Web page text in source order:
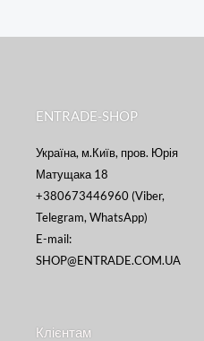
ENTRADE-SHOP
Україна, м.Київ, пров. Юрія
Матущака 18
+380673446960 (Viber,
Telegram, WhatsApp)
E-mail:
SHOP@ENTRADE.COM.UA
Клієнтам